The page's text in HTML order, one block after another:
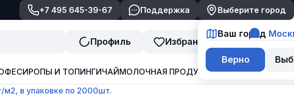
+7 495 645-39-67 Поддержка Выберите город
Ваш город
Верно
Профиль Избранное Корзина
СИРОПЫ И ТОПИНГИЧАЙМОЛОЧНАЯ ПРОДУКЦИЯДЖЕМ И
в упаковке по 2000шт.